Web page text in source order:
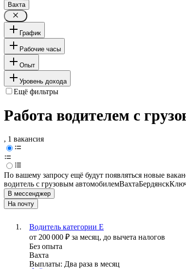
Вахта
График
Рабочие часы
Опыт
Уровень дохода
Ещё фильтры
Работа водителем с
, 1 вакансия
По вашему запросу ещё будут появляться новые
водитель с грузовым автомобилемВахтаБердянск
В мессенджер
На почту
Водитель категории E
от 200 000 ₽ за месяц, до вычета налогов
Без опыта
Вахта
Выплаты: Два раза в месяц